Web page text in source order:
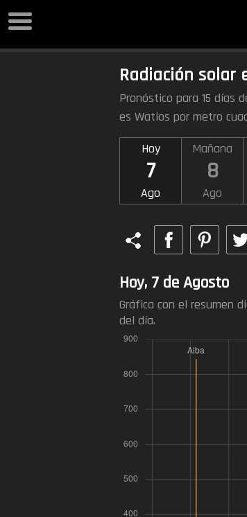
Radiación solar
Pronóstico para 15 días
es Watios por metro
Hoy
7
Ago
Mañana
8
Ago
Hoy, 7 de Agosto
Gráfica con el resumen
del día.